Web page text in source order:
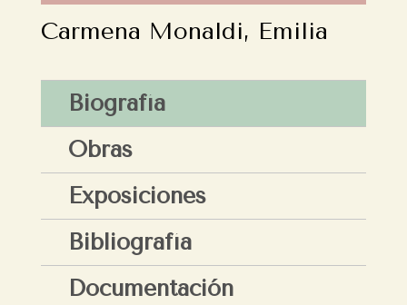
Carmena Monaldi, Emilia
Biografía
Obras
Exposiciones
Bibliografía
Documentación